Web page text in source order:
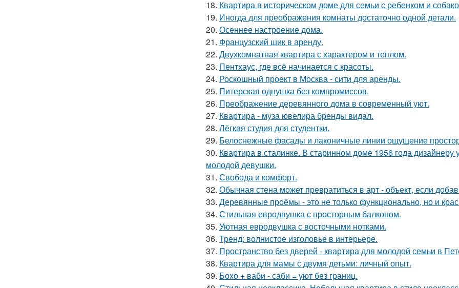
18. Квартира в историческом доме для семьи с ребенком и
19. Иногда для преображения комнаты достаточно одной детали.
20. Осеннее настроение дома.
21. Французский шик в аренду.
22. Двухкомнатная квартира с характером и теплом.
23. Пентхаус, где всё начинается с красоты.
24. Роскошный проект в Москва - сити для аренды.
25. Питерская однушка без компромиссов.
26. Преображение деревянного дома в современный уют.
27. Квартира - муза ювелира бренды видал.
28. Лёгкая студия для студентки.
29. Белоснежные фасады и лаконичные линии ощущение
30. Квартира в сталинке. В старинном доме 1956 года
молодой девушки.
31. Свобода и комфорт.
32. Обычная стена может превратиться в арт - объект, если
33. Деревянные проёмы - это не только функционально, но и
34. Стильная евродвушка с просторным балконом.
35. Уютная евродвушка с восточными нотками.
36. Тренд: волнистое изголовье в интерьере.
37. Пространство без дверей - квартира для молодой семьи в
38. Квартира для мамы с двумя детьми: личный опыт.
39. Бохо + ваби - саби = уют без границ.